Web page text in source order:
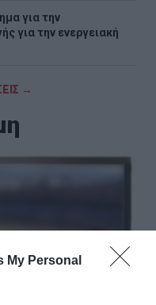
My Personal
για την
για την ενεργειακή
→